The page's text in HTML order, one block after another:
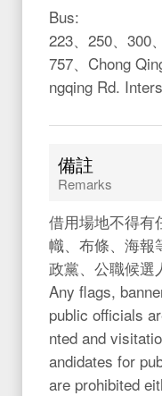
Bus:
223、250、300
757、Chong
ngqing Rd.
備註
Remarks
借用場地不得有
幟、布條、海報
政黨、公職候選
Any flags,
public officials
nted and
andidates for
are prohibited